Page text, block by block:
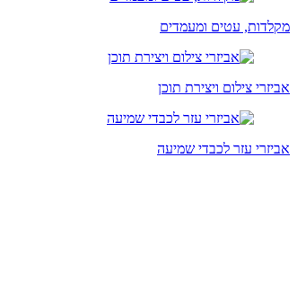
מקלדות, עטים ומעמדים
אביזרי צילום ויצירת תוכן
אביזרי עזר לכבדי שמיעה